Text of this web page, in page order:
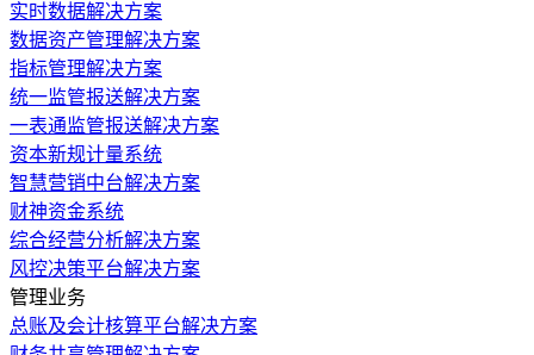
实时数据解决方案
数据资产管理解决方案
指标管理解决方案
统一监管报送解决方案
一表通监管报送解决方案
资本新规计量系统
智慧营销中台解决方案
财神资金系统
综合经营分析解决方案
风控决策平台解决方案
管理业务
总账及会计核算平台解决方案